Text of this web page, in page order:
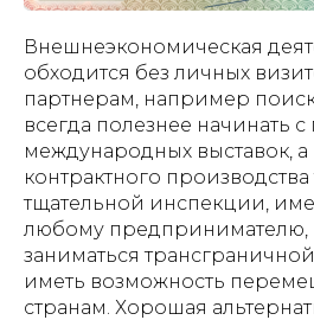
Внешнеэкономическая
обходится без личных
партнерам, например
всегда полезнее начинать
международных выставок,
контрактного производства
тщательной инспекции,
любому
заниматься
иметь возможность
странам. Хорошая